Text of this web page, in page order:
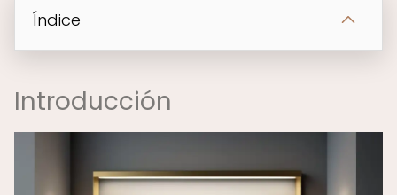
Índice
Introducción